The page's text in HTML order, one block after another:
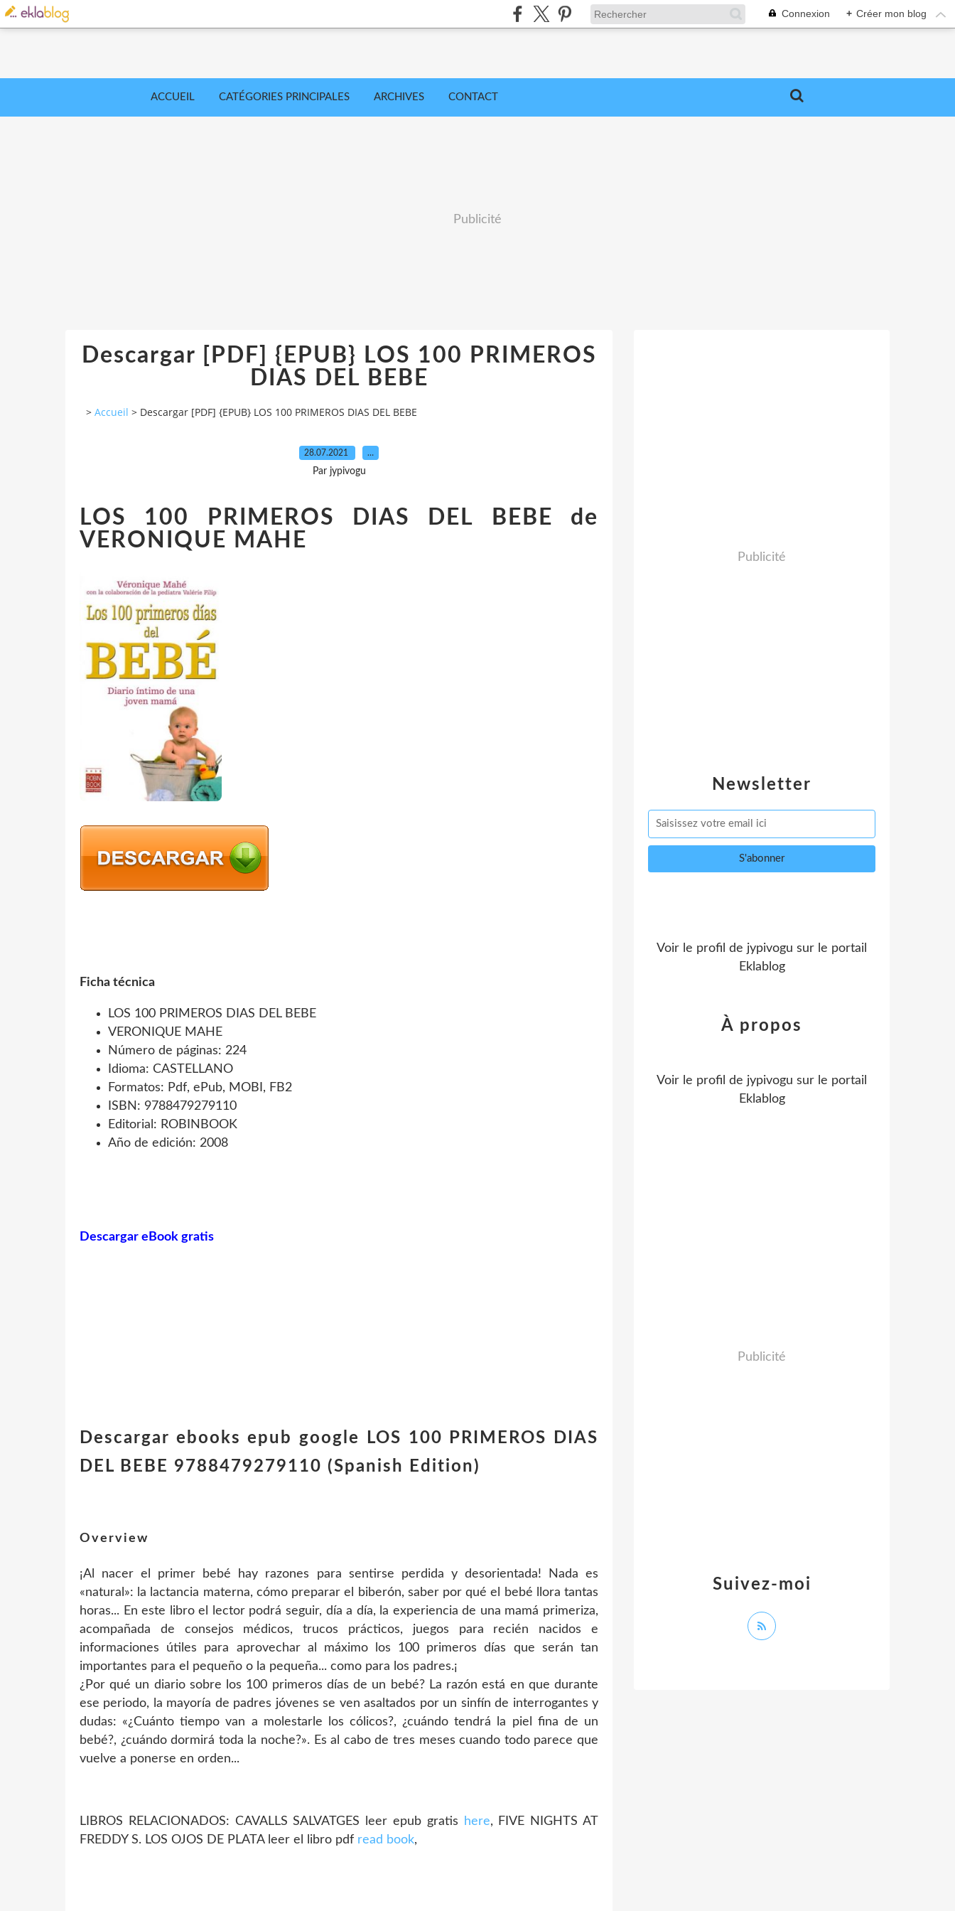
Connexion + Créer mon blog
ACCUEIL CATÉGORIES PRINCIPALES ARCHIVES CONTACT
Publicité
Descargar [PDF] {EPUB} LOS 100 PRIMEROS
DIAS DEL BEBE
> Accueil > Descargar [PDF] {EPUB} LOS 100 PRIMEROS DIAS DEL BEBE
28.07.2021 …
Par jypivogu
LOS 100 PRIMEROS DIAS DEL BEBE de
VERONIQUE MAHE
Ficha técnica
LOS 100 PRIMEROS DIAS DEL BEBE
VERONIQUE MAHE
Número de páginas: 224
Idioma: CASTELLANO
Formatos: Pdf, ePub, MOBI, FB2
ISBN: 9788479279110
Editorial: ROBINBOOK
Año de edición: 2008
Descargar eBook gratis
Descargar ebooks epub google LOS 100 PRIMEROS DIAS
DEL BEBE 9788479279110 (Spanish Edition)
Overview
¡Al nacer el primer bebé hay razones para sentirse perdida y desorientada! Nada es
«natural»: la lactancia materna, cómo preparar el biberón, saber por qué el bebé llora tantas
horas... En este libro el lector podrá seguir, día a día, la experiencia de una mamá primeriza,
acompañada de consejos médicos, trucos prácticos, juegos para recién nacidos e
informaciones útiles para aprovechar al máximo los 100 primeros días que serán tan
importantes para el pequeño o la pequeña... como para los padres.¡
¿Por qué un diario sobre los 100 primeros días de un bebé? La razón está en que durante
ese periodo, la mayoría de padres jóvenes se ven asaltados por un sinfín de interrogantes y
dudas: «¿Cuánto tiempo van a molestarle los cólicos?, ¿cuándo tendrá la piel fina de un
bebé?, ¿cuándo dormirá toda la noche?». Es al cabo de tres meses cuando todo parece que
vuelve a ponerse en orden...
LIBROS RELACIONADOS: CAVALLS SALVATGES leer epub gratis here, FIVE NIGHTS AT
FREDDY S. LOS OJOS DE PLATA leer el libro pdf read book,
Newsletter
Publicité
Voir le profil de jypivogu sur le portail
Eklablog
Suivez-moi
À propos
Voir le profil de jypivogu sur le portail
Eklablog
Publicité